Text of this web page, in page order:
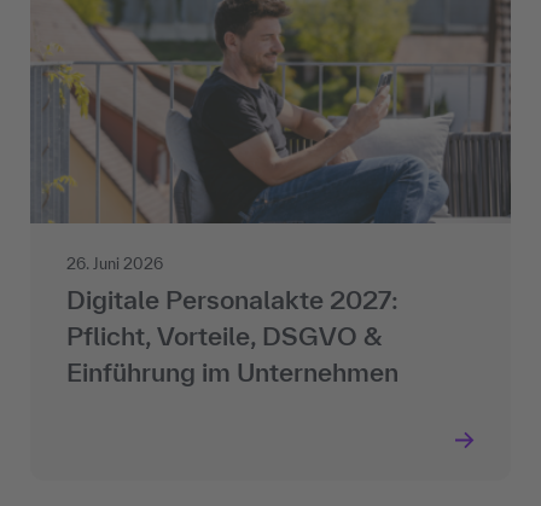
26. Juni 2026
Digitale Personalakte 2027:
Pflicht, Vorteile, DSGVO &
Einführung im Unternehmen